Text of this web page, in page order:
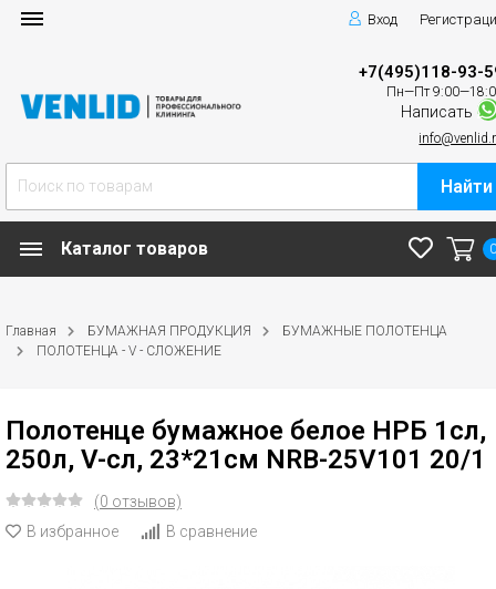
Вход
+7(495)118-93-
Пн—Пт
Написать
Найти
Каталог товаров
Главная БУМАЖНАЯ ПРОДУКЦИЯ
БУМАЖНЫЕ ПОЛОТЕНЦА
ПОЛОТЕНЦА - V - СЛОЖЕНИЕ
Полотенце бумажное белое НРБ 1сл,
250л, V-сл, 23*21см NRB-25V101 20/1
(0 отзывов)
В избранное
В сравнение